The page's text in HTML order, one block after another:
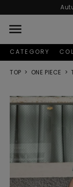
menu
CATEGORY
TOP ONE PIECE